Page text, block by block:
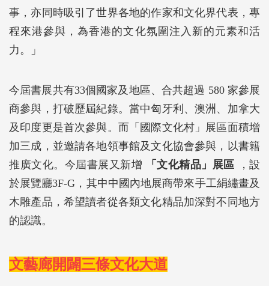
事，亦同時吸引了世界各地的作家和文化界代表，專
程來港參與，為香港的文化氛圍注入新的元素和活
力。」
今屆書展共有33個國家及地區、合共超過 580 家參展
商參與，打破歷屆紀錄。當中匈牙利、澳洲、加拿大
及印度更是首次參與。而「國際文化村」展區面積增
加三成，並邀請各地領事館及文化協會參與，以書籍
推廣文化。今屆書展又新增
「文化精品」展區 ，設
於展覽廳3F-G，其中中國內地展商帶來手工絹繡畫及
木雕產品，希望讀者從各類文化精品加深對不同地方
的認識。
文藝廊開闢三條文化大道